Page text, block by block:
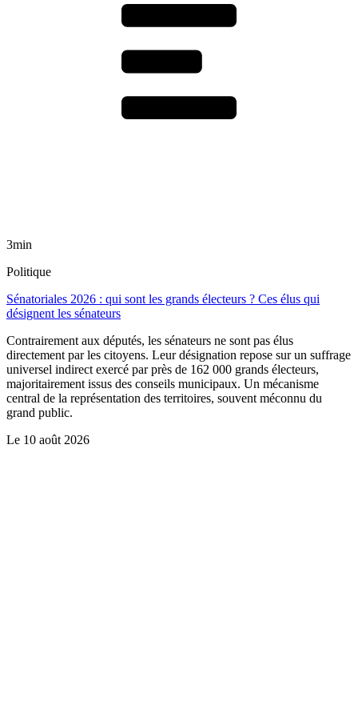
3min
Politique
Sénatoriales 2026 : qui sont les grands électeurs ? Ces élus qui
désignent les sénateurs
Contrairement aux députés, les sénateurs ne sont pas élus
directement par les citoyens. Leur désignation repose sur un suffrage
universel indirect exercé par près de 162 000 grands électeurs,
majoritairement issus des conseils municipaux. Un mécanisme
central de la représentation des territoires, souvent méconnu du
grand public.
Le 10 août 2026